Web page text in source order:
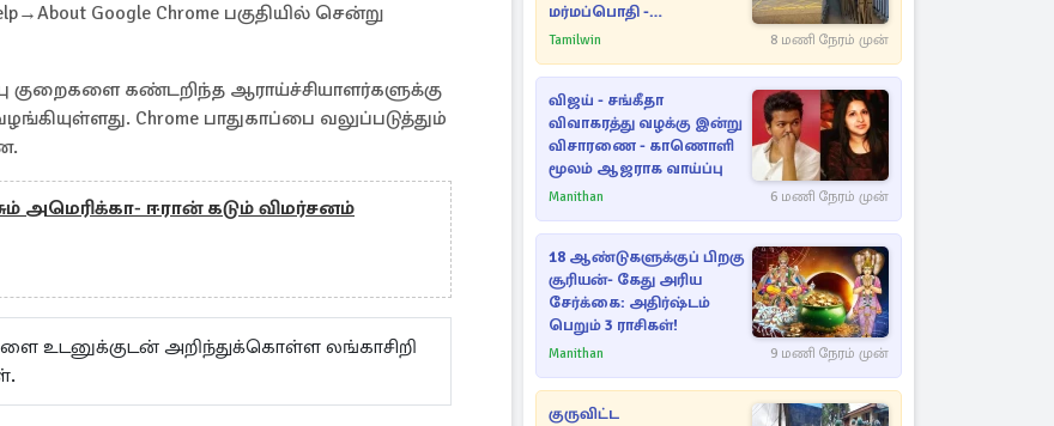
Google Chrome பகுதியில் சென்று
குறைகளை கண்டறிந்த ஆராய்ச்சியாளர்களுக்கு
Chrome பாதுகாப்பை வலுப்படுத்தும்
அமெரிக்கா- ஈரான் கடும் விமர்சனம்
உடனுக்குடன் அறிந்துக்கொள்ள லங்காசிறி
மர்மப்பொதி -
பின்னணியில் வெளியான
Tamilwin 8 மணி நேரம் முன்
விஜய் - சங்கீதா
விவாகரத்து வழக்கு இன்று
விசாரணை - காணொளி
மூலம் ஆஜராக வாய்ப்பு
Manithan 6 மணி நேரம் முன்
18 ஆண்டுகளுக்குப் பிறகு
சூரியன்- கேது அரிய
சேர்க்கை: அதிர்ஷ்டம்
பெறும் 3 ராசிகள்!
Manithan 9 மணி நேரம் முன்
குருவிட்ட